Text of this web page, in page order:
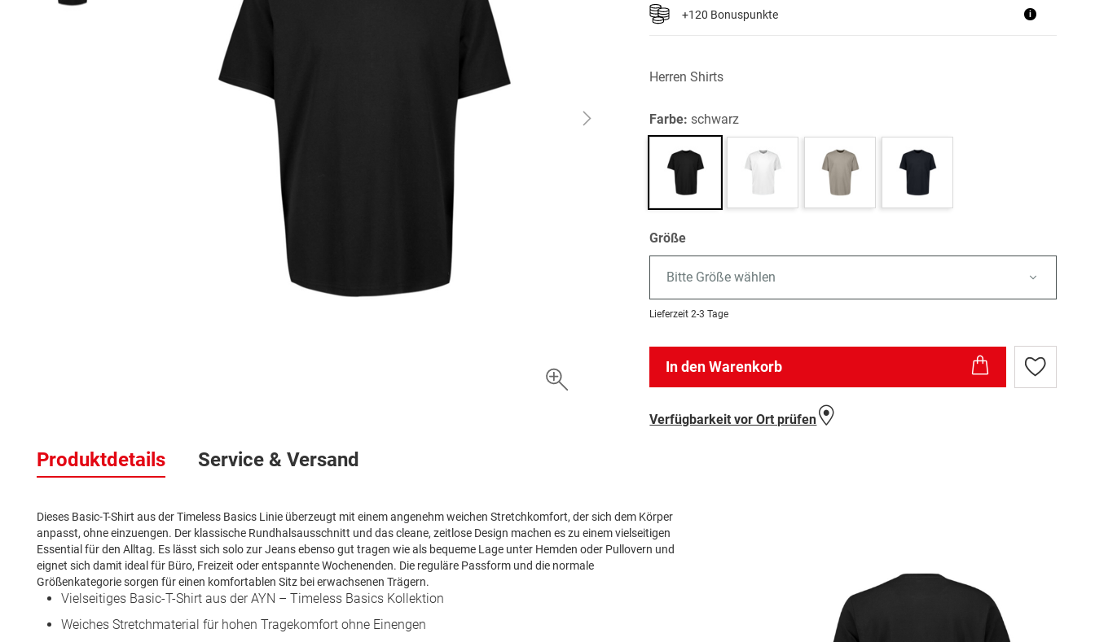
Bildergalerie
springen
+120 Bonuspunkte i
Herren Shirts
Farbe:schwarz
Größe
Bitte Größe wählen
Lieferzeit 2-3 Tage
In den Warenkorb
Zur
Wunschliste
Verfügbarkeit vor Ort prüfen
Produktdetails
Dieses Basic-T-Shirt aus der Timeless Basics Linie überzeugt mit einem angenehm weichen Stretchkomfort, der sich dem Körper
anpasst, ohne einzuengen. Der klassische Rundhalsausschnitt und das cleane, zeitlose Design machen es zu einem vielseitigen
Essential für den Alltag. Es lässt sich solo zur Jeans ebenso gut tragen wie als bequeme Lage unter Hemden oder Pullovern und
eignet sich damit ideal für Büro, Freizeit oder entspannte Wochenenden. Die reguläre Passform und die normale
Größenkategorie sorgen für einen komfortablen Sitz bei erwachsenen Trägern.
Vielseitiges Basic-T-Shirt aus der AYN – Timeless Basics Kollektion
Weiches Stretchmaterial für hohen Tragekomfort ohne Einengen
Service & Versand